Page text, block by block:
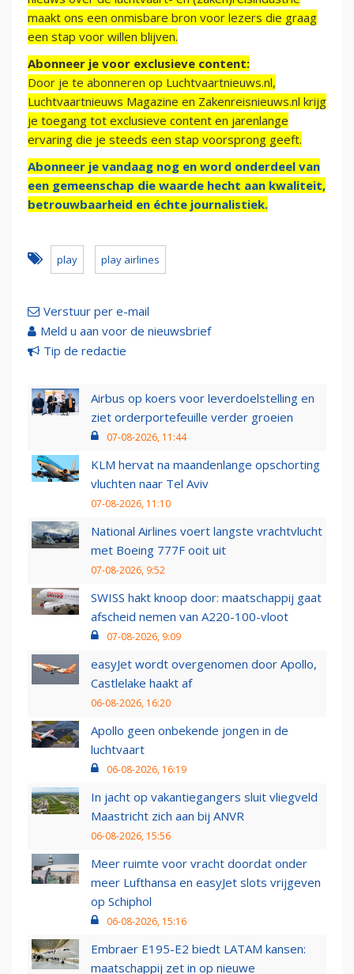
maakt ons een onmisbare bron voor lezers die graag
een stap voor willen blijven.
Abonneer je voor exclusieve content:
Door je te abonneren op Luchtvaartnieuws.nl,
Luchtvaartnieuws Magazine en Zakenreisnieuws.nl krijg
je toegang tot exclusieve content en jarenlange
ervaring die je steeds een stap voorsprong geeft.
Abonneer je vandaag nog en word onderdeel van
een gemeenschap die waarde hecht aan kwaliteit,
betrouwbaarheid en échte journalistiek.
play play airlines
Verstuur per e-mail
Meld u aan voor de nieuwsbrief
Tip de redactie
Airbus op koers voor leverdoelstelling en
ziet orderportefeuille verder groeien
07-08-2026, 11:44
KLM hervat na maandenlange opschorting
vluchten naar Tel Aviv
07-08-2026, 11:10
National Airlines voert langste vrachtvlucht
met Boeing 777F ooit uit
07-08-2026, 9:52
SWISS hakt knoop door: maatschappij gaat
afscheid nemen van A220-100-vloot
07-08-2026, 9:09
easyJet wordt overgenomen door Apollo,
Castlelake haakt af
06-08-2026, 16:20
Apollo geen onbekende jongen in de
luchtvaart
06-08-2026, 16:19
In jacht op vakantiegangers sluit vliegveld
Maastricht zich aan bij ANVR
06-08-2026, 15:56
Meer ruimte voor vracht doordat onder
meer Lufthansa en easyJet slots vrijgeven
op Schiphol
06-08-2026, 15:16
Embraer E195-E2 biedt LATAM kansen:
maatschappij zet in op nieuwe